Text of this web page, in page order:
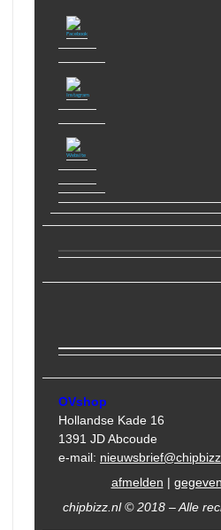
OVshop
Hollandse Kade 16
1391 JD Abcoude
e-mail:
afmelden |
chipbizz.nl © 2018 – Alle